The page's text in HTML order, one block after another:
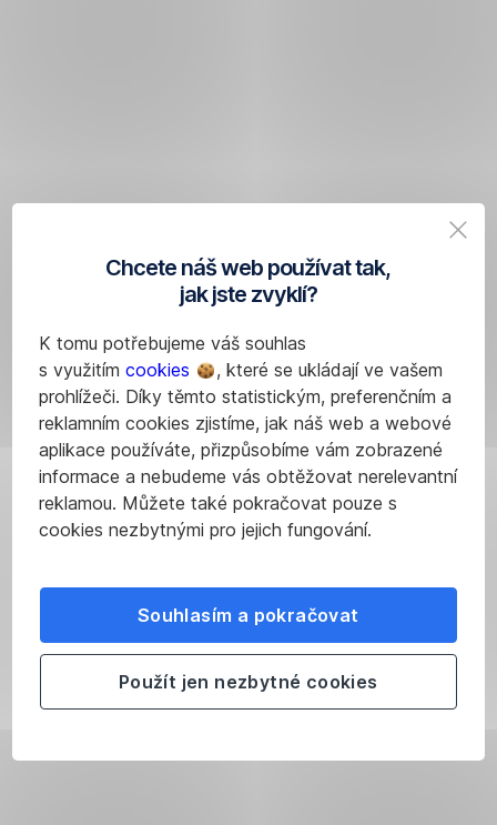
Chcete náš web používat tak,
jak jste zvyklí?
K tomu potřebujeme váš souhlas
s využitím cookies
, které se ukládají ve vašem
prohlížeči. Díky těmto statistickým, preferenčním a
reklamním cookies zjistíme, jak náš web a webové
aplikace používáte, přizpůsobíme vám zobrazené
informace a nebudeme vás obtěžovat nerelevantní
reklamou. Můžete také pokračovat pouze s
cookies nezbytnými pro jejich fungování.
Souhlasím a pokračovat
Použít jen nezbytné cookies